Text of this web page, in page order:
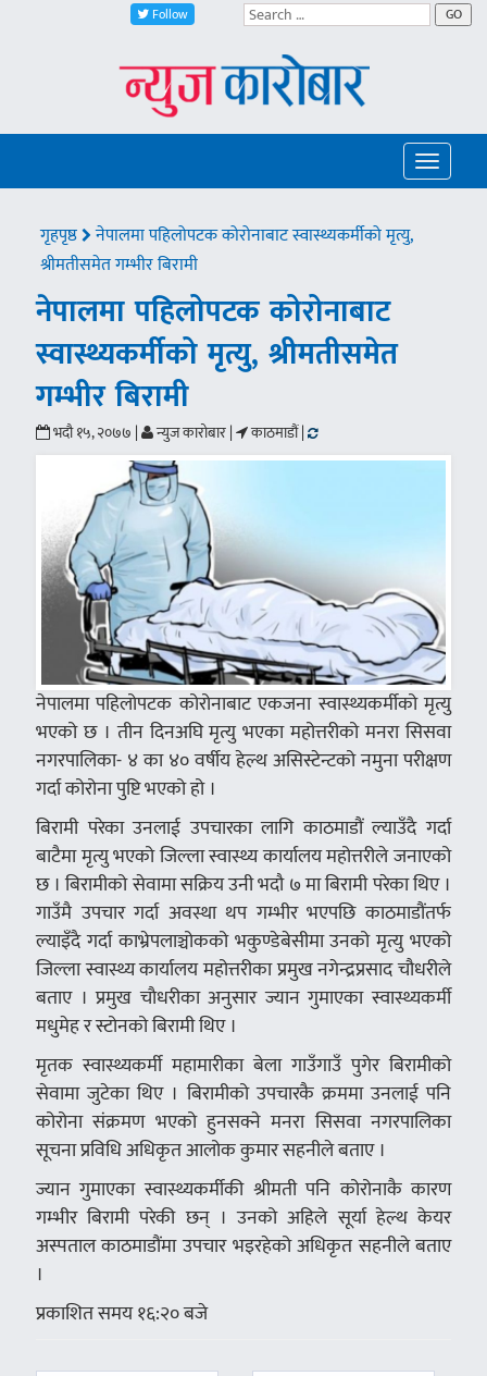
Follow GO
Toggle
गृहपृष्ठ
नेपालमा पहिलोपटक कोरोनाबाट स्वास्थ्यकर्मीको मृत्यु,
श्रीमतीसमेत गम्भीर बिरामी
नेपालमा पहिलोपटक कोरोनाबाट
स्वास्थ्यकर्मीको मृत्यु, श्रीमतीसमेत
गम्भीर बिरामी
भदौ १५, २०७७ | न्युज कारोबार | काठमाडौं |
नेपालमा पहिलोपटक कोरोनाबाट एकजना स्वास्थ्यकर्मीको मृत्यु
भएको छ । तीन दिनअघि मृत्यु भएका महोत्तरीको मनरा सिसवा
नगरपालिका- ४ का ४० वर्षीय हेल्थ असिस्टेन्टको नमुना परीक्षण
गर्दा कोरोना पुष्टि भएको हो ।
बिरामी परेका उनलाई उपचारका लागि काठमाडौं ल्याउँदै गर्दा
बाटैमा मृत्यु भएको जिल्ला स्वास्थ्य कार्यालय महोत्तरीले जनाएको
छ । बिरामीको सेवामा सक्रिय उनी भदौ ७ मा बिरामी परेका थिए ।
गाउँमै उपचार गर्दा अवस्था थप गम्भीर भएपछि काठमाडौंतर्फ
ल्याइँदै गर्दा काभ्रेपलाञ्चोकको भकुण्डेबेसीमा उनको मृत्यु भएको
जिल्ला स्वास्थ्य कार्यालय महोत्तरीका प्रमुख नगेन्द्रप्रसाद चौधरीले
बताए । प्रमुख चाैधरीका अनुसार ज्यान गुमाएका स्वास्थ्यकर्मी
मधुमेह र स्टोनको बिरामी थिए ।
मृतक स्वास्थ्यकर्मी महामारीका बेला गाउँगाउँ पुगेर बिरामीको
सेवामा जुटेका थिए । बिरामीको उपचारकै क्रममा उनलाई पनि
कोरोना संक्रमण भएको हुनसक्ने मनरा सिसवा नगरपालिका
सूचना प्रविधि अधिकृत आलोक कुमार सहनीले बताए ।
ज्यान गुमाएका स्वास्थ्यकर्मीकी श्रीमती पनि कोरोनाकै कारण
गम्भीर बिरामी परेकी छन् । उनको अहिले सूर्या हेल्थ केयर
अस्पताल काठमाडौंमा उपचार भइरहेको अधिकृत सहनीले बताए
।
प्रकाशित समय १६:२० बजे